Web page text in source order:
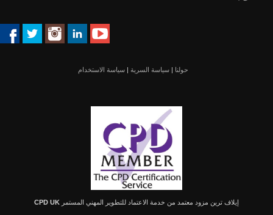
حولنا |سياسة السرية |سياسة الاستخدام
إيلاف ترين مزود معتمد من خدمة الاعتماد للتطوير المهني المستمر CPD UK